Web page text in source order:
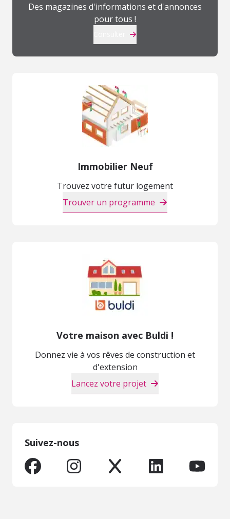
Des magazines d'informations et d'annonces
pour tous !
Immobilier Neuf
Trouvez votre futur logement
Trouver un programme
Votre maison avec Buldi !
Donnez vie à vos rêves de construction et
d'extension
Lancez votre projet
Suivez-nous